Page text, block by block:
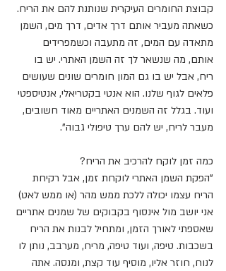
קבוצת החומרים העיקרית שנותנת להם את הריח.
כשאתה מעביר אותם דרך אדים, דרך מים, השמן
מתאדה עם המים, זה מתעבה וכשמפרידים
אותם, מה שנשאר לך זה השמן האתרי. יש בו
ריח, אבל יש בו גם המון חומרים שונים שעושים
פלאים לגוף שלנו. הוא אנטי בקטריאלי, אנטיספטי
ועוד. בגלל זה השמנים האתריים מאוד חשובים,
מעבר לריח, יש להם ערך טיפולי גבוה".
כמה זמן לוקח להרכיב את הריח?
"הפקת השמן האתרי לוקחת זמן, אבל רקיחת
הריח עצמו יכולה ללכת ממש מהר (או ממש לאט)
אני יושב מול אינסוף בקבוקים של שמנים אתריים
שאספתי לאורך הזמן, ומתחיל לבנות את הריח
בשכבות. טיפה, ועוד טיפה, מריח, מערבב, נותן לו
לנוח, חוזר אליו, מוסיף עוד קצת, ומנסה. אתה